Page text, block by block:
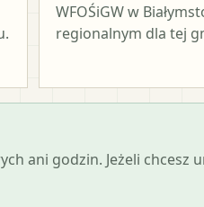
WFOŚiGW w
regionalnym dla tej
ani godzin. Jeżeli